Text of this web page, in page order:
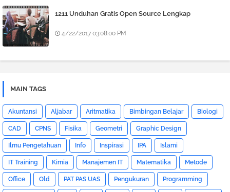
1211 Unduhan Gratis Open Source Lengkap
4/22/2017 03:08:00 PM
MAIN TAGS
Akuntansi Aljabar Aritmatika Bimbingan Belajar Biologi
CAD CPNS Fisika Geometri Graphic Design
Ilmu Pengetahuan Info Inspirasi IPA Islami
IT Training Kimia Manajemen IT Matematika Metode
Office Old PAT PAS UAS Pengukuran Programming